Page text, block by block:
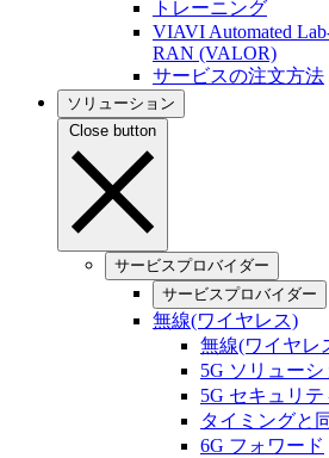
トレーニング
VIAVI Automated
RAN (VALOR)
サービスの注文方法
ソリューション
Close button
サービスプロバイダー
サービスプロバイダー
無線(ワイヤレス)
無線(ワイヤレ
5G ソリューシ
5G セキュリテ
タイミングと
6G フォワード